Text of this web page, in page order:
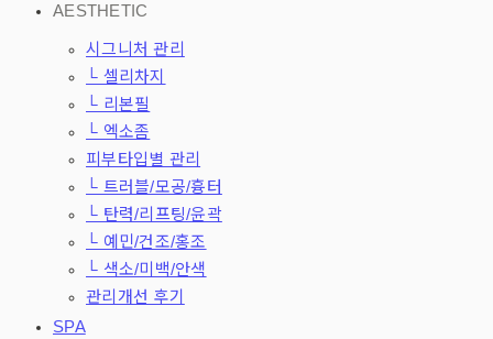
AESTHETIC
시그니처 관리
└ 셀리차지
└ 리본필
└ 엑소좀
피부타입별 관리
└ 트러블/모공/흉터
└ 탄력/리프팅/윤곽
└ 예민/건조/홍조
└ 색소/미백/안색
관리개선 후기
SPA